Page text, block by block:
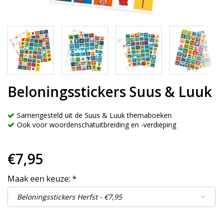
Beloningsstickers Suus & Luuk
Samengesteld uit de Suus & Luuk themaboeken
Ook voor woordenschatuitbreiding en -verdieping
€7,95
Maak een keuze: *